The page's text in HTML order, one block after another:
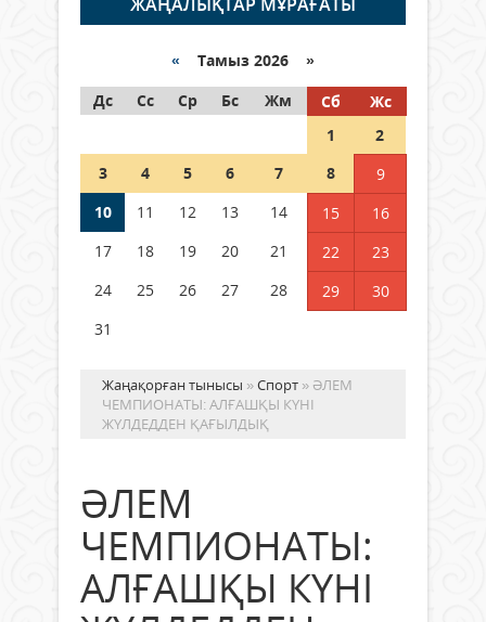
граждане Казахстана,
05 тамыз 2026 ж. 166
Шетелде жүрген Қазақстан
азаматтары қалай дауыс бере
05 тамыз 2026 ж.
« Тамыз 2026 »
Дс
Сс Ср Бс Жм Сб
Жс
1
2
3
4 5 6 7 8
9
10
11 12 13 14 15
16
17
18 19 20 21 22
23
24
25 26 27 28 29
30
31
Жаңақорған тынысы »Спорт » ӘЛЕМ
ЧЕМПИОНАТЫ: АЛҒАШҚЫ КҮНІ
ЖҮЛДЕДДЕН ҚАҒЫЛДЫҚ
ӘЛЕМ
ЧЕМПИОНАТЫ:
АЛҒАШҚЫ КҮНІ